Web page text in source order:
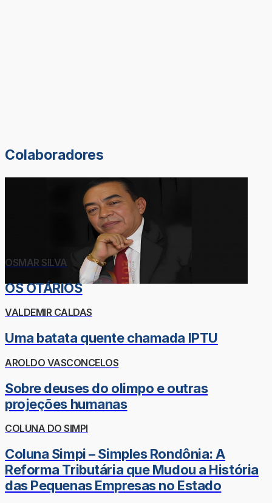
Colaboradores
OSMAR SILVA
OS OTÁRIOS
VALDEMIR CALDAS
Uma batata quente chamada IPTU
AROLDO VASCONCELOS
Sobre deuses do olimpo e outras
projeções humanas
COLUNA DO SIMPI
Coluna Simpi – Simples Rondônia: A
Reforma Tributária que Mudou a História
das Pequenas Empresas no Estado